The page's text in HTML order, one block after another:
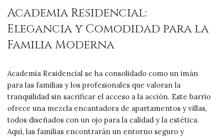
Academia Residencial:
Elegancia y Comodidad para la
Familia Moderna
Academia Residencial se ha consolidado como un imán
para las familias y los profesionales que valoran la
tranquilidad sin sacrificar el acceso a la acción. Este barrio
ofrece una mezcla encantadora de apartamentos y villas,
todos diseñados con un ojo para la calidad y la estética.
Aquí, las familias encontrarán un entorno seguro y